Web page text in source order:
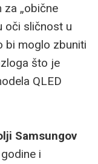
za „obične
oči sličnost u
bi moglo zbuniti
što je
QLED
Samsungov
i